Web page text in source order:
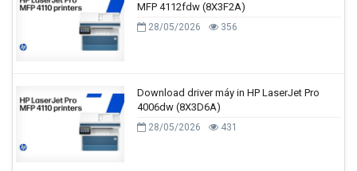
MFP 4112fdw (8X3F2A)
28/05/2026 356
Download driver máy in HP LaserJet Pro
4006dw (8X3D6A)
28/05/2026 431